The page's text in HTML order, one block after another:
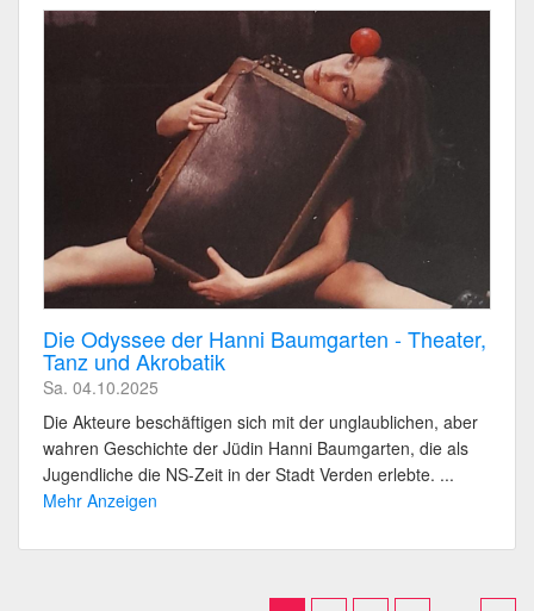
Die Odyssee der Hanni Baumgarten - Theater,
Tanz und Akrobatik
Sa. 04.10.2025
Die Akteure beschäftigen sich mit der unglaublichen, aber
wahren Geschichte der Jüdin Hanni Baumgarten, die als
Jugendliche die NS-Zeit in der Stadt Verden erlebte. ...
Mehr Anzeigen